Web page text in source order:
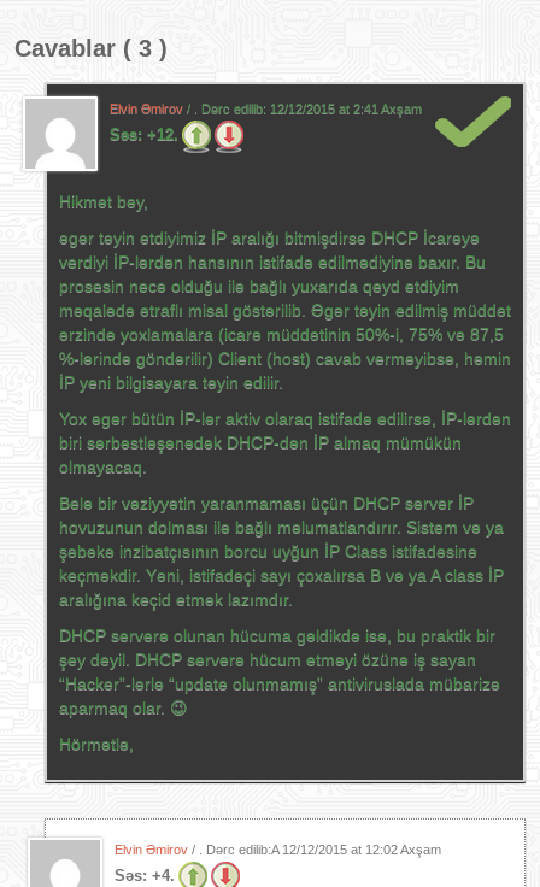
Cavablar ( 3 )
Elvin Əmirov / . Dərc edilib: 12/12/2015 at 2:41 Axşam
Səs: +12.
Hikmət bəy,
əgər təyin etdiyimiz İP aralığı bitmişdirsə DHCP İcarəyə
verdiyi İP-lərdən hansının istifadə edilmədiyinə baxır. Bu
prosesin necə olduğu ilə bağlı yuxarıda qeyd etdiyim
məqalədə ətraflı misal göstərilib. Əgər təyin edilmiş müddət
ərzində yoxlamalara (icarə müddətinin 50%-i, 75% və 87,5
%-lərində göndərilir) Client (host) cavab verməyibsə, həmin
İP yeni bilgisayara təyin edilir.
Yox əgər bütün İP-lər aktiv olaraq istifadə edilirsə, İP-lərdən
biri sərbəstləşənədək DHCP-dən İP almaq mümükün
olmayacaq.
Belə bir vəziyyətin yaranmaması üçün DHCP server İP
hovuzunun dolması ilə bağlı məlumatlandırır. Sistem və ya
şəbəkə inzibatçısının borcu uyğun İP Class istifadəsinə
keçməkdir. Yəni, istifadəçi sayı çoxalırsa B və ya A class İP
aralığına keçid etmək lazımdır.
DHCP serverə olunan hücuma gəldikdə isə, bu praktik bir
şey deyil. DHCP serverə hücum etməyi özünə iş sayan
“Hacker”-lərlə “update olunmamış” antiviruslada mübarizə
aparmaq olar. 😉
Hörmətlə,
Elvin Əmirov / . Dərc edilib:A 12/12/2015 at 12:02 Axşam
Səs: +4.